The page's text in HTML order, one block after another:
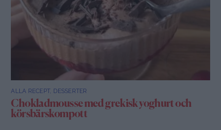
ALLA RECEPT, DESSERTER
Chokladmousse med grekisk yoghurt och
körsbärskompott